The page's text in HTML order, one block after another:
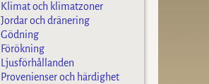
Klimat och klimatzoner
Jordar och dränering
Gödning
Förökning
Ljusförhållanden
Provenienser och härdighet